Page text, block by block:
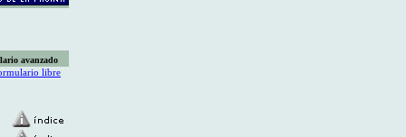
avanzado
libre